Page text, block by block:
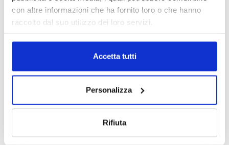
con altre informazioni che ha fornito loro o che hanno
raccolto dal suo utilizzo dei loro servizi.
Accetta tutti
Personalizza
Rifiuta
rigogliosa selva di offerte d’investimento in cui l’interesse del
effettivi poco trasparenti.
Il percorso dal Vita al Danni che molti operatori stanno
opportunità anche nella direzione opposta”, ha concluso.
TAGS Aiba intermediazione assicurativa ivass news